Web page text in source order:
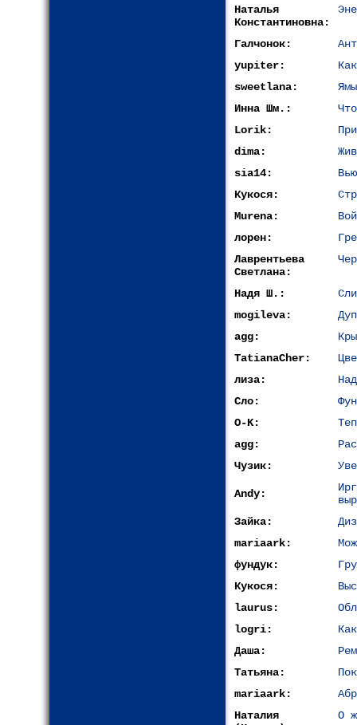
Наталья
Константиновна:
Галчонок:
yupiter:
sweetlana:
Инна Шм.:
Lorik:
dima:
sia14:
Кукося:
Murena:
лорен:
Лаврентьева
Светлана:
Надя Ш.:
mogileva:
agg:
TatianaCher:
лиза:
Сло:
O-K:
agg:
Чузик:
Andy:
Зайка:
mariaark:
фундук:
Кукося:
laurus:
logri:
Даша:
Татьяна:
mariaark:
Наталия
О